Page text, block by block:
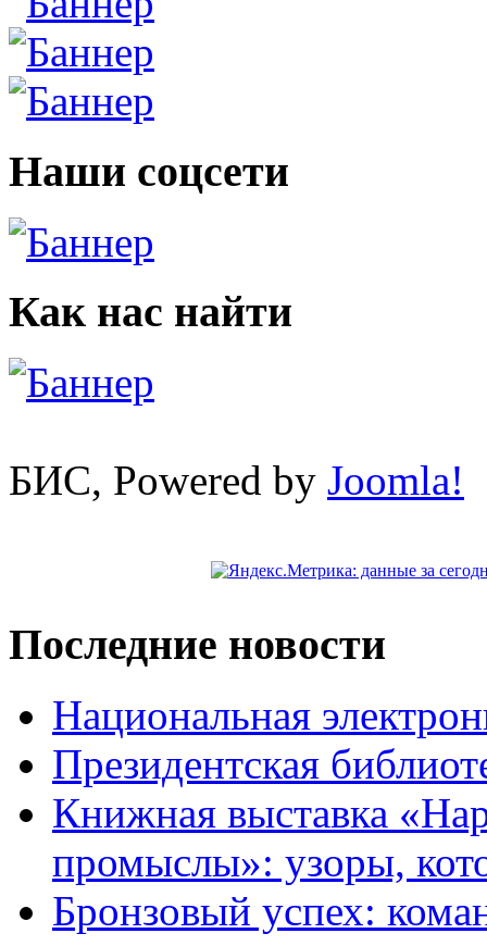
Наши соцсети
Как нас найти
БИС, Powered by Joomla!
Последние новости
Национальная
Президентская
Книжная выставка
промыслы»: узоры,
Бронзовый успех: